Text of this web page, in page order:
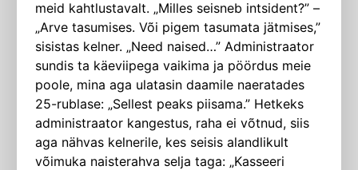
meid kahtlustavalt. „Milles seisneb intsident?” –
„Arve tasumises. Või pigem tasumata jätmises,”
sisistas kelner. „Need naised…” Administraator
sundis ta käeviipega vaikima ja pöördus meie
poole, mina aga ulatasin daamile naeratades
25-rublase: „Sellest peaks piisama.” Hetkeks
administraator kangestus, raha ei võtnud, siis
aga nähvas kelnerile, kes seisis alandlikult
võimuka naisterahva selja taga: „Kasseeri